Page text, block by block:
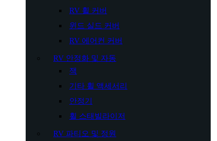
RV 휠 커버
윈드 실드 커버
RV 에어컨 커버
RV 안정화 및 자동
잭
기타 휠 액세서리
안정기
휠 스태빌라이저
RV 파티오 및 정원